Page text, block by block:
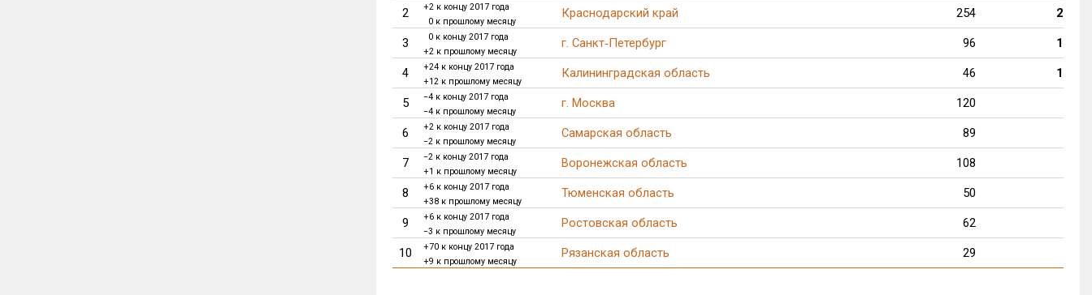
2
+2 к концу 2017 года
0 к прошлому месяцу
Краснодарский край 254 225
3
0 к концу 2017 года
+2 к прошлому месяцу
г. Санкт‑Петербург 96 153
4
+24 к концу 2017 года
+12 к прошлому месяцу
Калининградская область 46 102
5
−4 к концу 2017 года
−4 к прошлому месяцу
г. Москва 120
6
+2 к концу 2017 года
−2 к прошлому месяцу
Самарская область 89
7
−2 к концу 2017 года
+1 к прошлому месяцу
Воронежская область 108
8
+6 к концу 2017 года
+38 к прошлому месяцу
Тюменская область 50
9
+6 к концу 2017 года
−3 к прошлому месяцу
Ростовская область 62
10
+70 к концу 2017 года
+9 к прошлому месяцу
Рязанская область 29